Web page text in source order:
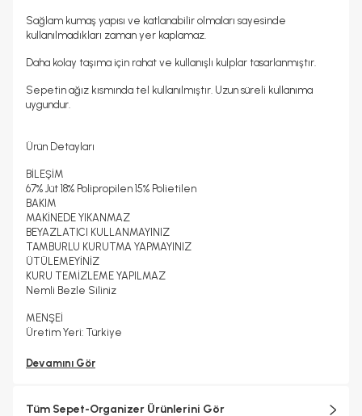
Sağlam kumaş yapısı ve katlanabilir olmaları sayesinde
kullanılmadıkları zaman yer kaplamaz.
Daha kolay taşıma için rahat ve kullanışlı kulplar tasarlanmıştır.
Sepetin ağız kısmında tel kullanılmıştır. Uzun süreli kullanıma
uygundur.
Ürün Detayları
BİLEŞİM
67% Jüt 18% Polipropilen 15% Polietilen
BAKIM
MAKİNEDE YIKANMAZ
BEYAZLATICI KULLANMAYINIZ
TAMBURLU KURUTMA YAPMAYINIZ
ÜTÜLEMEYİNİZ
KURU TEMİZLEME YAPILMAZ
Nemli Bezle Siliniz
MENŞEİ
Üretim Yeri: Türkiye
Devamını Gör
Tüm Sepet-Organizer Ürünlerini Gör